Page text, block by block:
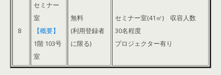
8
セミナー
室
【概要】
1階 103号
室
無料
(利用登録者
に限る)
セミナー室(41㎡) 収容人数
30名程度
プロジェクター有り